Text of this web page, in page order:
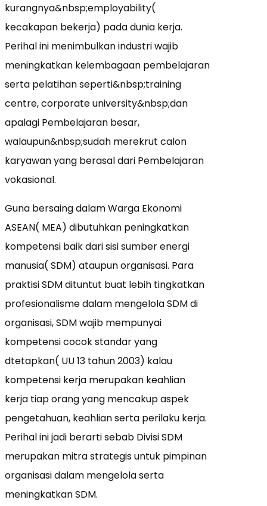
kurangnya&nbsp;employability(
kecakapan bekerja) pada dunia kerja.
Perihal ini menimbulkan industri wajib
meningkatkan kelembagaan pembelajaran
serta pelatihan seperti&nbsp;training
centre, corporate university&nbsp;dan
apalagi Pembelajaran besar,
walaupun&nbsp;sudah merekrut calon
karyawan yang berasal dari Pembelajaran
vokasional.
Guna bersaing dalam Warga Ekonomi
ASEAN( MEA) dibutuhkan peningkatkan
kompetensi baik dari sisi sumber energi
manusia( SDM) ataupun organisasi. Para
praktisi SDM dituntut buat lebih tingkatkan
profesionalisme dalam mengelola SDM di
organisasi, SDM wajib mempunyai
kompetensi cocok standar yang
dtetapkan( UU 13 tahun 2003) kalau
kompetensi kerja merupakan keahlian
kerja tiap orang yang mencakup aspek
pengetahuan, keahlian serta perilaku kerja.
Perihal ini jadi berarti sebab Divisi SDM
merupakan mitra strategis untuk pimpinan
organisasi dalam mengelola serta
meningkatkan SDM.